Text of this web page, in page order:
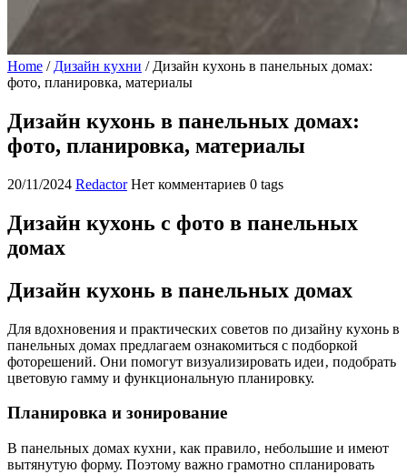
Home / Дизайн кухни / Дизайн кухонь в панельных домах:
фото, планировка, материалы
Дизайн кухонь в панельных домах:
фото, планировка, материалы
20/11/2024 Redactor Нет комментариев 0 tags
Дизайн кухонь с фото в панельных
домах
Дизайн кухонь в панельных домах
Для вдохновения и практических советов по дизайну кухонь в
панельных домах предлагаем ознакомиться с подборкой
фоторешений. Они помогут визуализировать идеи‚ подобрать
цветовую гамму и функциональную планировку.
Планировка и зонирование
В панельных домах кухни‚ как правило‚ небольшие и имеют
вытянутую форму. Поэтому важно грамотно спланировать